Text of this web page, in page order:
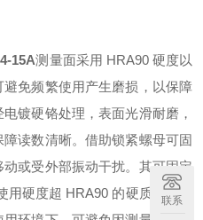
15A测量面采用 HRA90 硬度以
避免频繁使用产生磨损，以保障
镀硬铬处理，表面光滑耐磨，
读数清晰。 借助锁紧螺母可固
或受外部振动干扰。其可固定
用硬度超 HRA90 的硬质合金打
联系